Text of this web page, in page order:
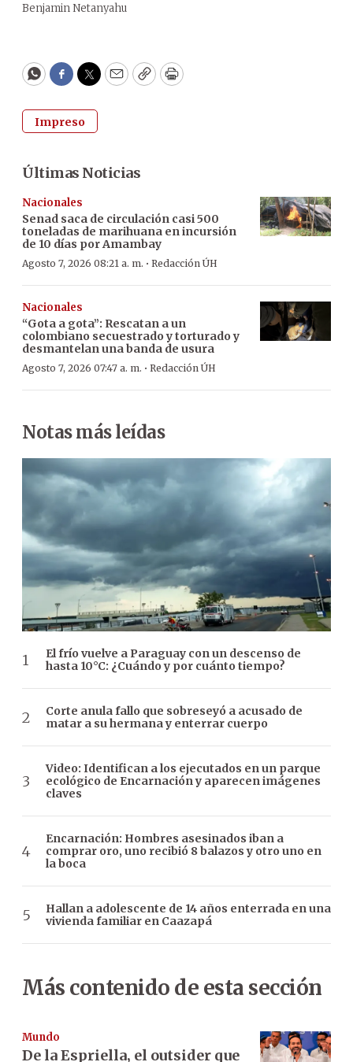
Benjamin Netanyahu
WhatsApp
Facebook
Twitter
EmailCopyPrint
Impreso
Últimas Noticias
Nacionales
Senad saca de circulación casi 500
toneladas de marihuana en incursión
de 10 días por Amambay
Agosto 7, 2026 08:21 a. m. · Redacción ÚH
Nacionales
“Gota a gota”: Rescatan a un
colombiano secuestrado y torturado y
desmantelan una banda de usura
Agosto 7, 2026 07:47 a. m. · Redacción ÚH
Notas más leídas
El frío vuelve a Paraguay con un descenso de
hasta 10°C: ¿Cuándo y por cuánto tiempo?
Corte anula fallo que sobreseyó a acusado de
matar a su hermana y enterrar cuerpo
Video: Identifican a los ejecutados en un parque
ecológico de Encarnación y aparecen imágenes
claves
Encarnación: Hombres asesinados iban a
comprar oro, uno recibió 8 balazos y otro uno en
la boca
Hallan a adolescente de 14 años enterrada en una
vivienda familiar en Caazapá
Más contenido de esta sección
Mundo
De la Espriella, el outsider que